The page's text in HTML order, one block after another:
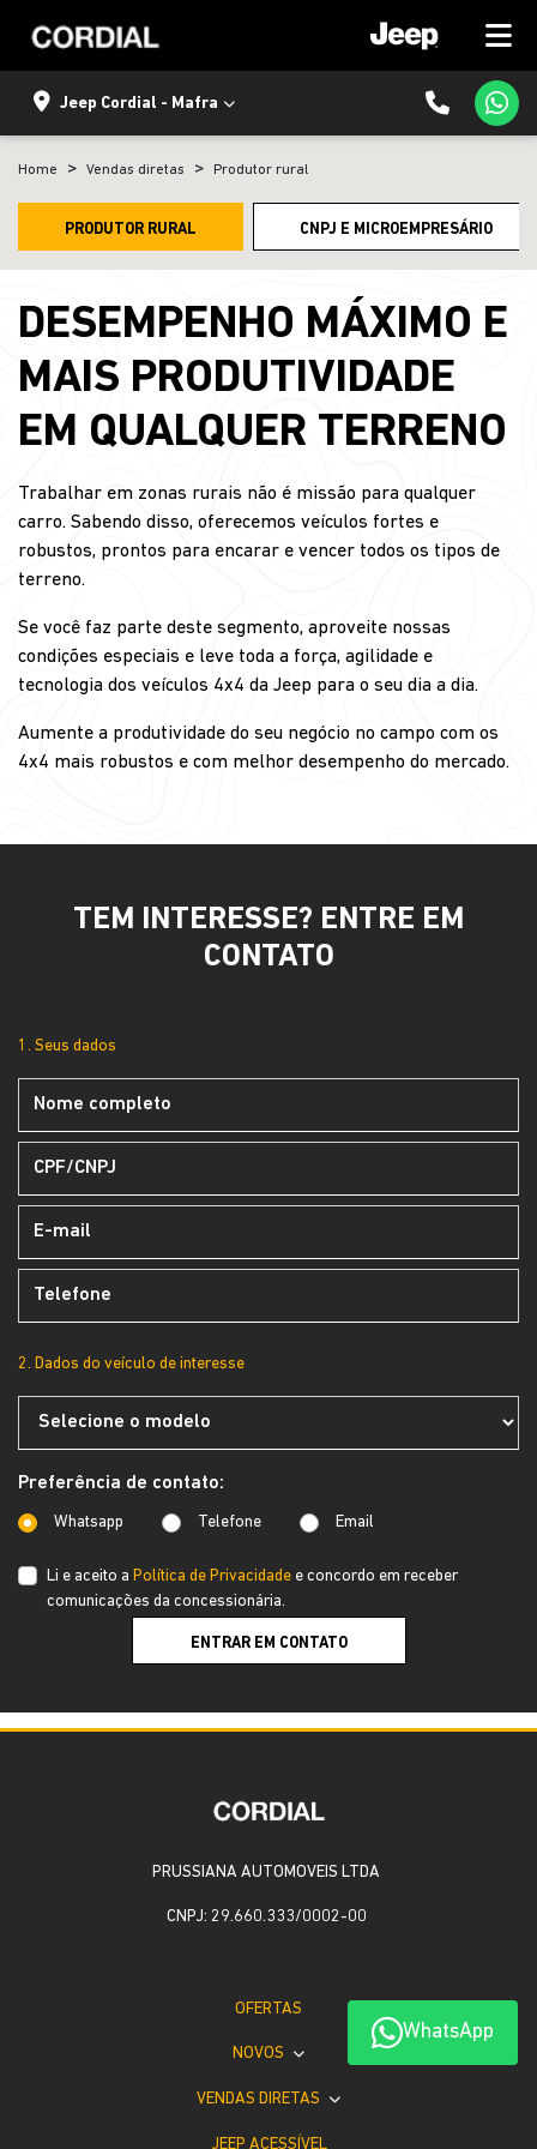
Jeep Cordial - Mafra
Home Vendas diretas Produtor rural
CNPJ E MICROEMPRESÁRIO
PRODUTOR RURAL
DESEMPENHO MÁXIMO E
MAIS PRODUTIVIDADE
EM QUALQUER TERRENO
Trabalhar em zonas rurais não é missão para qualquer
carro. Sabendo disso, oferecemos veículos fortes e
robustos, prontos para encarar e vencer todos os tipos de
terreno.
Se você faz parte deste segmento, aproveite nossas
condições especiais e leve toda a força, agilidade e
tecnologia dos veículos 4x4 da Jeep para o seu dia a dia.
Aumente a produtividade do seu negócio no campo com os
4x4 mais robustos e com melhor desempenho do mercado.
TEM INTERESSE? ENTRE EM
CONTATO
1. Seus dados
2. Dados do veículo de interesse
Preferência de contato:
Whatsapp Telefone Email
Li e aceito a Política de Privacidade e concordo em receber
comunicações da concessionária.
ENTRAR EM CONTATO
WhatsApp
PRUSSIANA AUTOMOVEIS LTDA
CNPJ: 29.660.333/0002-00
OFERTAS
NOVOS
VENDAS DIRETAS
JEEP ACESSÍVEL